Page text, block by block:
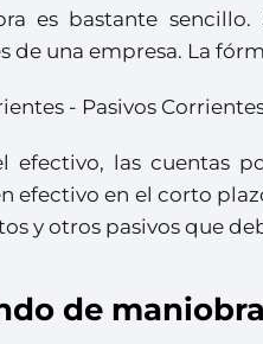
es bastante sencillo.
una empresa. La
- Pasivos
efectivo, las cuentas
efectivo en el corto
y otros pasivos que
de maniobra